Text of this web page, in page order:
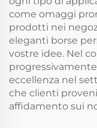
come omaggi
prodotti nei
eleganti borse
vostre idee. Nel
eccellenza nel
che clienti
affidamento sui